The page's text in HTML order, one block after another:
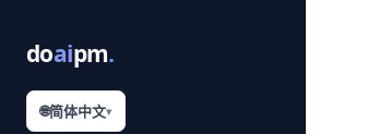
doaipm.
🌐简体中文▾